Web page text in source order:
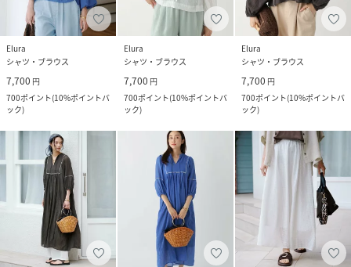
Elura
シャツ・ブラウス
7,700 円
700ポイント(10%ポイントバ
ック)
Elura
シャツ・ブラウス
7,700 円
700ポイント(10%ポイントバ
ック)
Elura
シャツ・ブラウス
7,700 円
700ポイント(10%ポイントバ
ック)